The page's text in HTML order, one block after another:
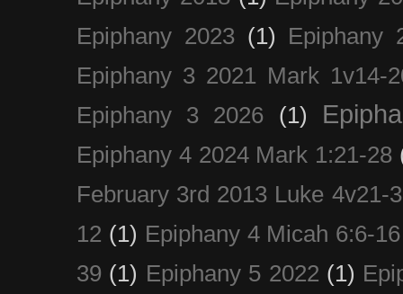
Epiphany 2023 (1)
Epiphany
Epiphany 3 2021 Mark 1v14-
Epiphany 3 2026
(1)
Epiphany 4 2024 Mark 1:21-28
February 3rd 2013 Luke 4v21-
12 (1) Epiphany 4 Micah 6:6-16
39 (1) Epiphany 5 2022 (1)